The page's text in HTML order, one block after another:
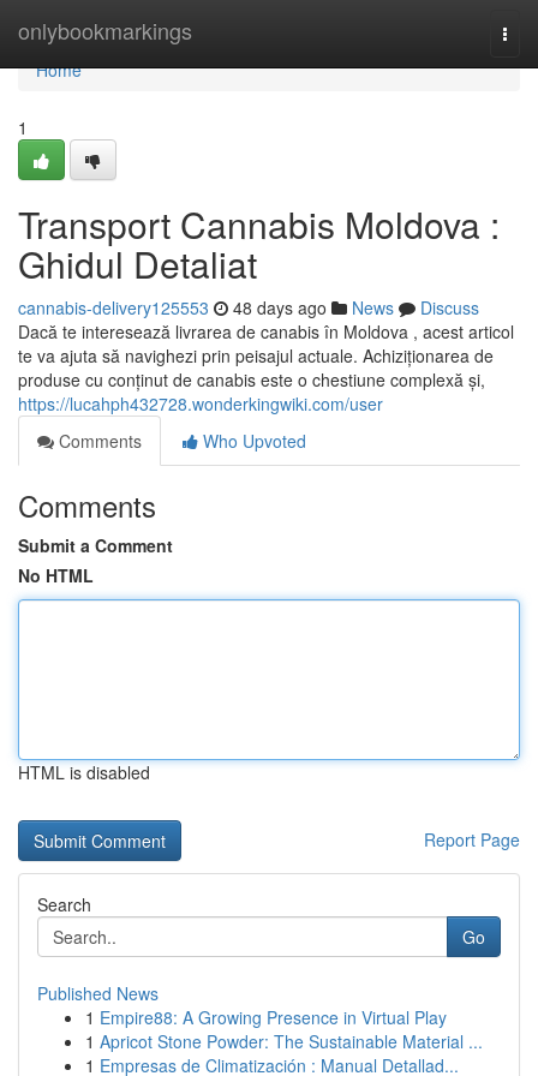
onlybookmarkings
Home
Home
1
Transport Cannabis Moldova :
Ghidul Detaliat
cannabis-delivery125553 48 days ago News
Discuss
Dacă te interesează livrarea de canabis în Moldova , acest articol
te va ajuta să navighezi prin peisajul actuale. Achiziționarea de
produse cu conținut de canabis este o chestiune complexă și,
https://lucahph432728.wonderkingwiki.com/user
Comments
Who Upvoted
Comments
Submit a Comment
No HTML
HTML is disabled
Report Page
Search
Go
Published News
1 Empire88: A Growing Presence in Virtual Play
1 Apricot Stone Powder: The Sustainable Material ...
1 Empresas de Climatización : Manual Detallad...